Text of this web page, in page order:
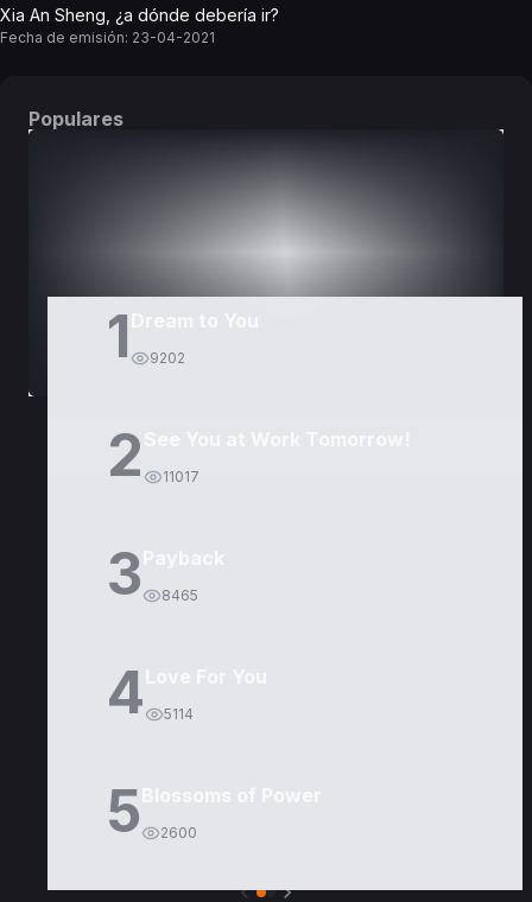
Xia An Sheng, ¿a dónde debería ir?
Fecha de emisión: 23-04-2021
Populares
1 9202
2 11017
3 8465
4 5114
5 2600